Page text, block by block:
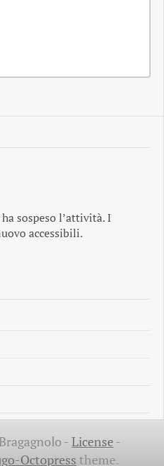
sospeso l’attività. I
accessibili.
-License -
Octopress theme.